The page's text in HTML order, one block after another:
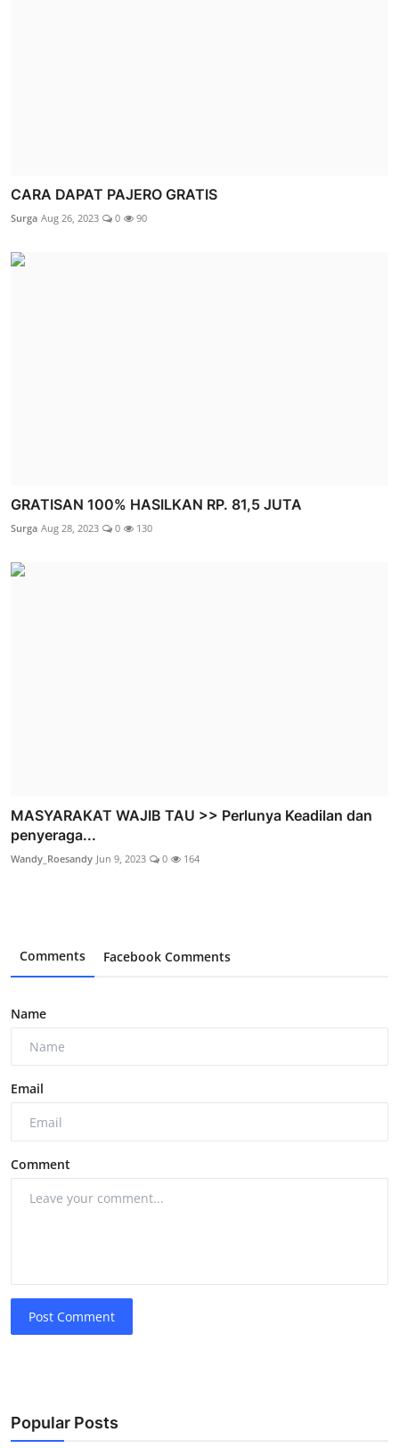
CARA DAPAT PAJERO GRATIS
Surga Aug 26, 2023 0 90
GRATISAN 100% HASILKAN RP. 81,5 JUTA
Surga Aug 28, 2023 0 130
MASYARAKAT WAJIB TAU >> Perlunya Keadilan dan
penyeraga...
Wandy_Roesandy Jun 9, 2023 0 164
Comments Facebook Comments
Name
Email
Comment
Post Comment
Popular Posts